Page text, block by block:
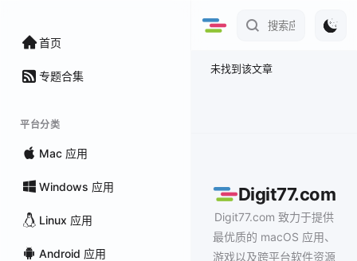
首页
专题合集
平台分类
Mac 应用
Windows 应用
Linux 应用
Android 应用
未找到该文章
Digit77.com
Digit77.com 致力于提供
最优质的 macOS 应用、
游戏以及跨平台软件资源